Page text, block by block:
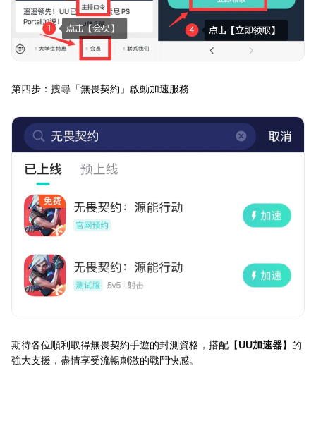
第四步：搜尋「無畏契約」啟動加速服務
期待各位順利取得無畏契約手遊的封測資格，搭配【UU加速器】的
強大支援，盡情享受流暢刺激的戰鬥快感。